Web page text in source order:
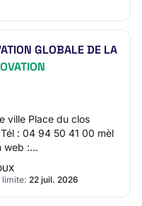
GLOBALE DE LA
ville Place du clos
: 04 94 50 41 00 mèl
web :
limite: 22 juil. 2026